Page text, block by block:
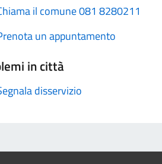
il comune 081 8280211
un appuntamento
in città
disservizio